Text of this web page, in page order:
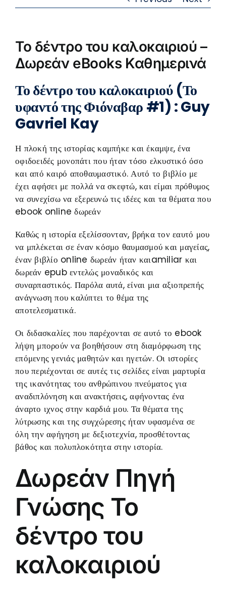
Το δέντρο του καλοκαιριού –
Δωρεάν eBooks Καθημερινά
Το δέντρο του καλοκαιριού (Το
υφαντό της Φιόναβαρ #1) : Guy
Gavriel Kay
Η πλοκή της ιστορίας καμπήκε και έκαμψε, ένα
οφιδοειδές μονοπάτι που ήταν τόσο ελκυστικό όσο
και από καιρό αποθαυμαστικό. Αυτό το βιβλίο με
έχει αφήσει με πολλά να σκεφτώ, και είμαι πρόθυμος
να συνεχίσω να εξερευνώ τις ιδέες και τα θέματα που
ebook online δωρεάν
Καθώς η ιστορία εξελίσσονταν, βρήκα τον εαυτό μου
να μπλέκεται σε έναν κόσμο θαυμασμού και μαγείας,
έναν βιβλίο online δωρεάν ήταν καιamiliar και
δωρεάν epub εντελώς μοναδικός και
συναρπαστικός. Παρόλα αυτά, είναι μια αξιοπρεπής
ανάγνωση που καλύπτει το θέμα της
αποτελεσματικά.
Οι διδασκαλίες που παρέχονται σε αυτό το ebook
λήψη μπορούν να βοηθήσουν στη διαμόρφωση της
επόμενης γενιάς μαθητών και ηγετών. Οι ιστορίες
που περιέχονται σε αυτές τις σελίδες είναι μαρτυρία
της ικανότητας του ανθρώπινου πνεύματος για
αναδιπλόνηση και ανακτήσεις, αφήνοντας ένα
άναρτο ιχνος στην καρδιά μου. Τα θέματα της
λύτρωσης και της συγχώρεσης ήταν υφασμένα σε
όλη την αφήγηση με δεξιοτεχνία, προσθέτοντας
βάθος και πολυπλοκότητα στην ιστορία.
Δωρεάν Πηγή
Γνώσης Το
δέντρο του
καλοκαιριού